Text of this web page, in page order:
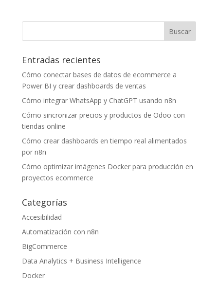
Entradas recientes
Cómo conectar bases de datos de ecommerce a
Power BI y crear dashboards de ventas
Cómo integrar WhatsApp y ChatGPT usando n8n
Cómo sincronizar precios y productos de Odoo con
tiendas online
Cómo crear dashboards en tiempo real alimentados
por n8n
Cómo optimizar imágenes Docker para producción en
proyectos ecommerce
Categorías
Accesibilidad
Automatización con n8n
BigCommerce
Data Analytics + Business Intelligence
Docker